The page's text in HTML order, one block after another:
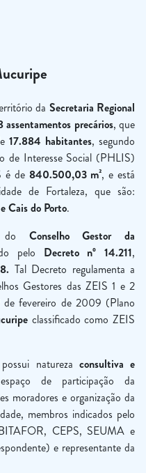
da Secretaria Regional
assentamentos precários, que
17.884 habitantes, segundo
de Interesse Social (PHLIS)
é de 840.500,03 m², e está
de Fortaleza, que são:
Cais do Porto.
do Conselho Gestor da
pelo Decreto nº 14.211,
Tal Decreto regulamenta a
Gestores das ZEIS 1 e 2
fevereiro de 2009 (Plano
classificado como ZEIS
possui natureza consultiva e
de participação da
moradores e organização da
membros indicados pelo
CEPS, SEUMA e
e representante da